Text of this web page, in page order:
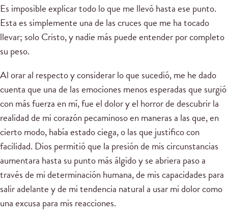
Es imposible explicar todo lo que me llevó hasta ese punto.
Esta es simplemente una de las cruces que me ha tocado
llevar; solo Cristo, y nadie más puede entender por completo
su peso.
Al orar al respecto y considerar lo que sucedió, me he dado
cuenta que una de las emociones menos esperadas que surgió
con más fuerza en mí, fue el dolor y el horror de descubrir la
realidad de mi corazón pecaminoso en maneras a las que, en
cierto modo, había estado ciega, o las que justifico con
facilidad. Dios permitió que la presión de mis circunstancias
aumentara hasta su punto más álgido y se abriera paso a
través de mi determinación humana, de mis capacidades para
salir adelante y de mi tendencia natural a usar mi dolor como
una excusa para mis reacciones.